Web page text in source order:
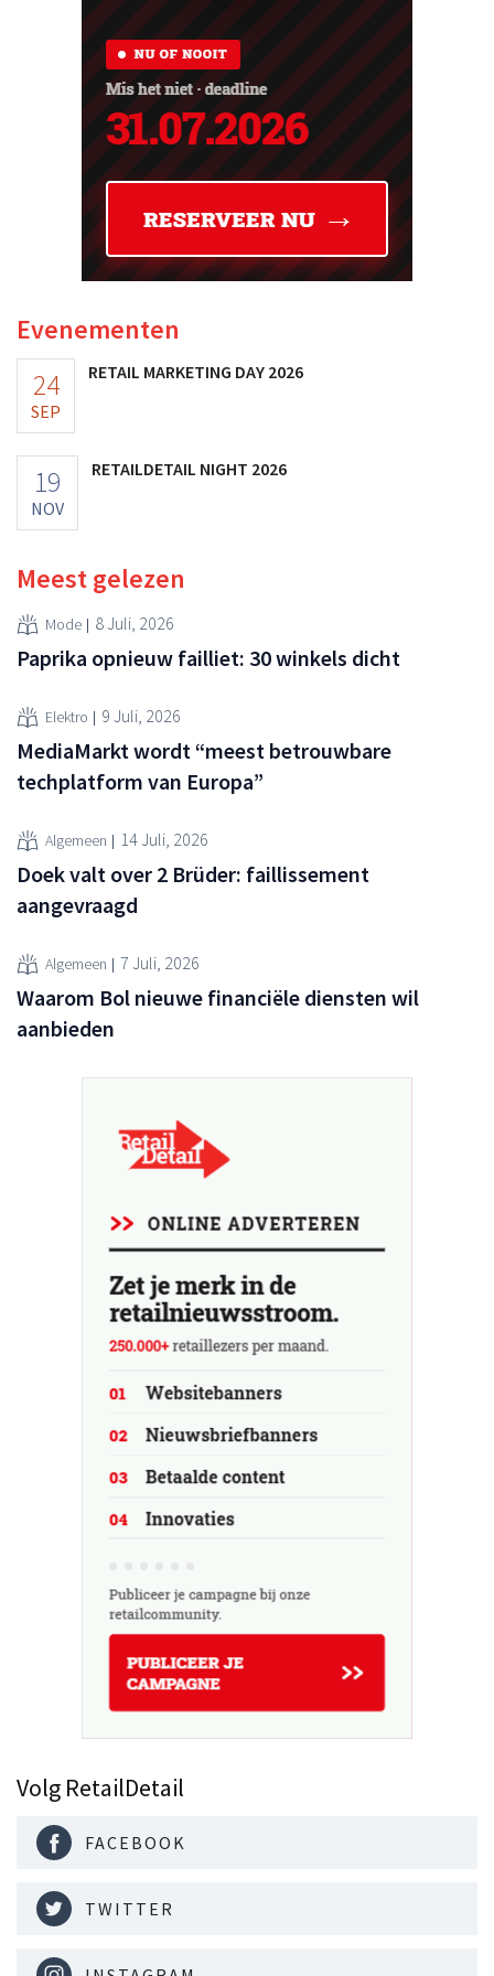
Evenementen
24
SEP
RETAIL MARKETING DAY 2026
19
NOV
RETAILDETAIL NIGHT 2026
Meest gelezen
Mode 8 Juli, 2026
Paprika opnieuw failliet: 30 winkels dicht
Elektro 9 Juli, 2026
MediaMarkt wordt “meest betrouwbare
techplatform van Europa”
Algemeen 14 Juli, 2026
Doek valt over 2 Brüder: faillissement
aangevraagd
Algemeen 7 Juli, 2026
Waarom Bol nieuwe financiële diensten wil
aanbieden
Volg RetailDetail
FACEBOOK
TWITTER